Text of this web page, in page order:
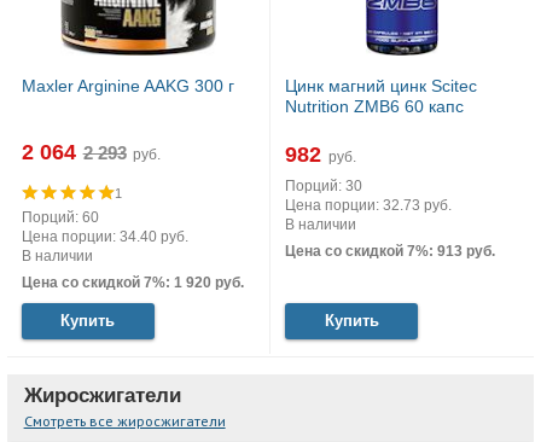
Maxler Arginine AAKG 300 г
2 064 руб.
1
Порций: 60
Цена порции: 34.40 руб.
В наличии
Цена со скидкой 7%: 1 920 руб.
Купить
Цинк магний цинк Scitec
Nutrition ZMB6 60 капс
982 руб.
Порций: 30
Цена порции: 32.73 руб.
В наличии
Цена со скидкой 7%: 913 руб.
Купить
Жиросжигатели
Смотреть все жиросжигатели